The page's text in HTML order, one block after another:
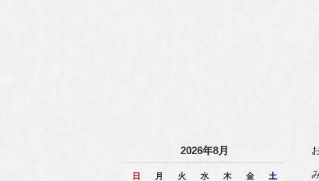
2026年8月
日 月 火 水 木 金 土